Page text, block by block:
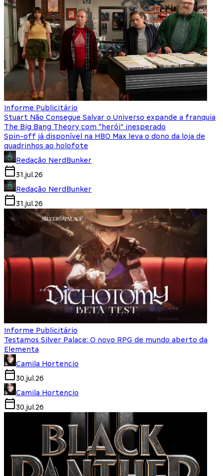
Informe Publicitário
Stuart Não Consegue Salvar o Universo expande a franquia
The Big Bang Theory com “herói” inesperado
Spin-off já disponível na HBO Max leva o dono da loja de
quadrinhos ao holofote
Redação NerdBunker
31.jul.26
Redação NerdBunker
31.jul.26
Informe Publicitário
Testamos Silver Palace: O novo RPG de mundo aberto da
Elementa
Camila Hortencio
30.jul.26
Camila Hortencio
30.jul.26